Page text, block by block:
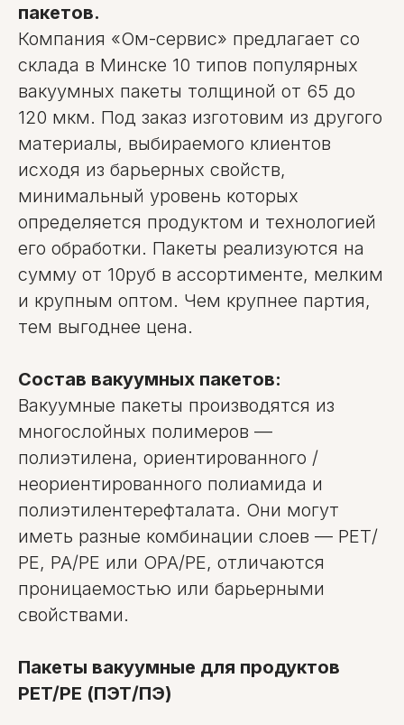
пакетов.
Компания «Ом-сервис» предлагает со
склада в Минске 10 типов популярных
вакуумных пакеты толщиной от 65 до
120 мкм. Под заказ изготовим из другого
материалы, выбираемого клиентов
исходя из барьерных свойств,
минимальный уровень которых
определяется продуктом и технологией
его обработки. Пакеты реализуются на
сумму от 10руб в ассортименте, мелким
и крупным оптом. Чем крупнее партия,
тем выгоднее цена.
Состав вакуумных пакетов:
Вакуумные пакеты производятся из
многослойных полимеров —
полиэтилена, ориентированного /
неориентированного полиамида и
полиэтилентерефталата. Они могут
иметь разные комбинации слоев — РЕТ/
РЕ, РА/РЕ или ОРА/РЕ, отличаются
проницаемостью или барьерными
свойствами.
Пакеты вакуумные для продуктов
PET/PE (ПЭТ/ПЭ)